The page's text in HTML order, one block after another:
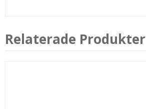
Relaterade Produkter